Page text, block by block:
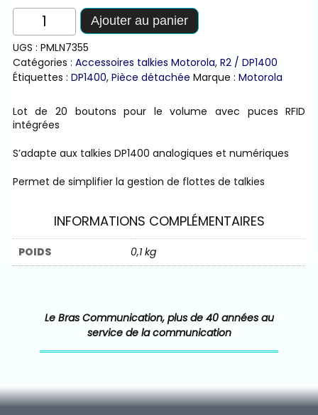
quantité
Lot
de
boutons
Ajouter au panier
UGS : PMLN7355
Catégories : Accessoires talkies Motorola, R2 / DP1400
Étiquettes : DP1400, Pièce détachée Marque : Motorola
Lot de 20 boutons pour le volume avec puces RFID
intégrées
S’adapte aux talkies DP1400 analogiques et numériques
Permet de simplifier la gestion de flottes de talkies
INFORMATIONS COMPLÉMENTAIRES
POIDS 0,1 kg
Le Bras Communication, plus de 40 années au
service de la communication